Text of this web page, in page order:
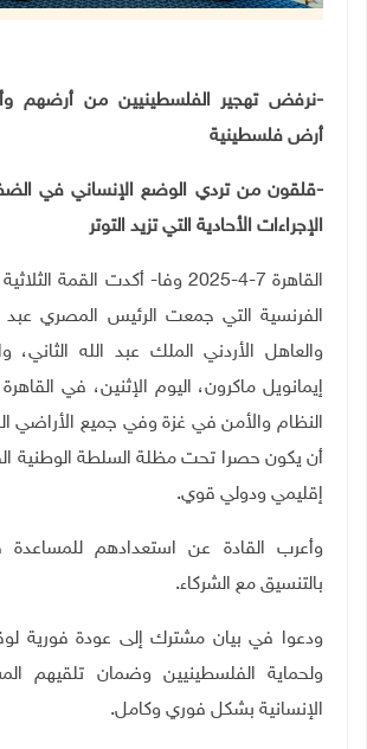
-نرفض تهجير الفلسطينيين من أرضهم
أرض فلسطينية
-قلقون من تردي الوضع الإنساني في
الإجراءات الأحادية التي تزيد التوتر
القاهرة 7-4-2025 وفا- أكدت القمة
الفرنسية التي جمعت الرئيس المصري عبد
والعاهل الأردني الملك عبد الله الثاني،
إيمانويل ماكرون، اليوم الإثنين، في
النظام والأمن في غزة وفي جميع الأراضي
أن يكون حصرا تحت مظلة السلطة الوطنية
إقليمي ودولي قوي.
وأعرب القادة عن استعدادهم للمساعدة
بالتنسيق مع الشركاء.
ودعوا في بيان مشترك إلى عودة فورية
ولحماية الفلسطينيين وضمان تلقيهم
الإنسانية بشكل فوري وكامل.